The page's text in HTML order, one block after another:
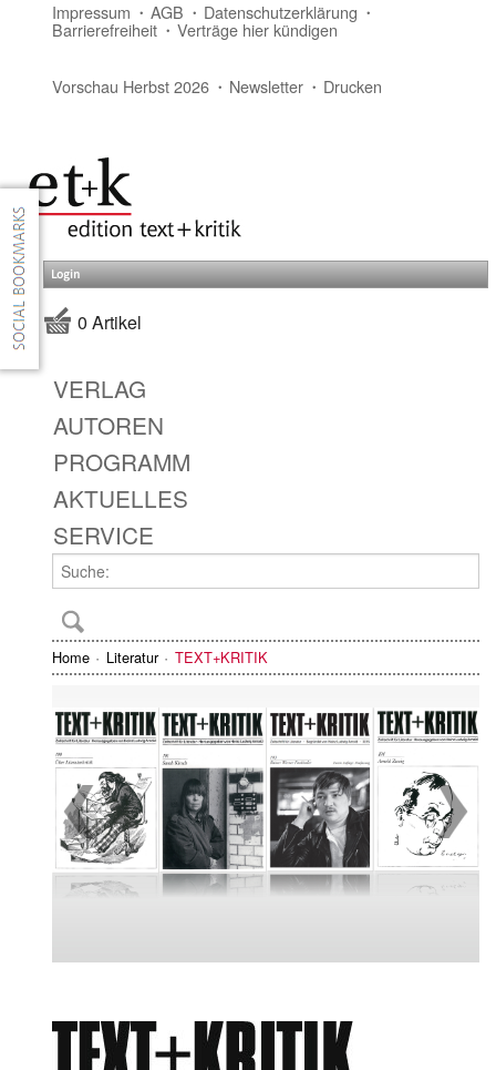
Impressum AGB Datenschutzerklärung
Barrierefreiheit Verträge hier kündigen
Vorschau Herbst 2026 Newsletter Drucken
Login
0 Artikel
VERLAG
AUTOREN
PROGRAMM
AKTUELLES
SERVICE
Home Literatur TEXT+KRITIK